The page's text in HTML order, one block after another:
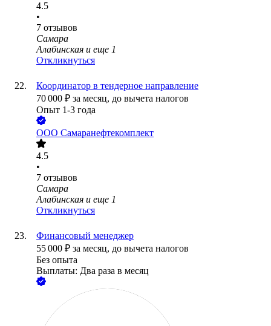
4.5
•
7 отзывов
Самара
Алабинская и еще 1
Откликнуться
Координатор в тендерное направление
70 000 ₽ за месяц, до вычета налогов
Опыт 1-3 года
ООО Самаранефтекомплект
4.5
•
7 отзывов
Самара
Алабинская и еще 1
Откликнуться
Финансовый менеджер
55 000 ₽ за месяц, до вычета налогов
Без опыта
Выплаты: Два раза в месяц